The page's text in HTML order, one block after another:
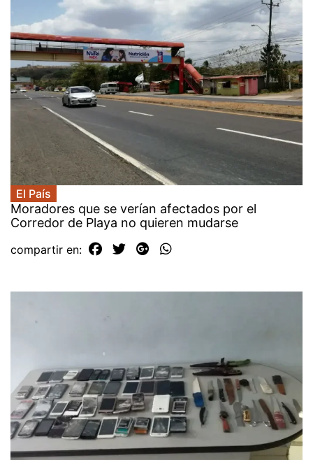
El País
Moradores que se verían afectados por el
Corredor de Playa no quieren mudarse
compartir en: